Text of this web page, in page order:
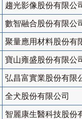
趨光影像股份有限公
數智融合股份有限公
聚量應用材料股份有
寶山雍盛股份有限公
弘昌富實業股份有限
全犬股份有限公司
智麗康生醫科技股份